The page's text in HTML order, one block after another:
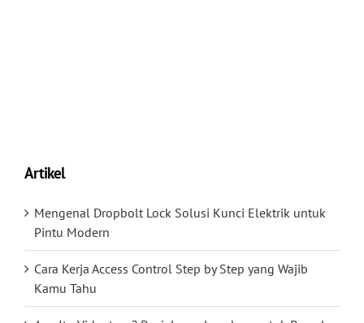
Artikel
Mengenal Dropbolt Lock Solusi Kunci Elektrik untuk
Pintu Modern
Cara Kerja Access Control Step by Step yang Wajib
Kamu Tahu